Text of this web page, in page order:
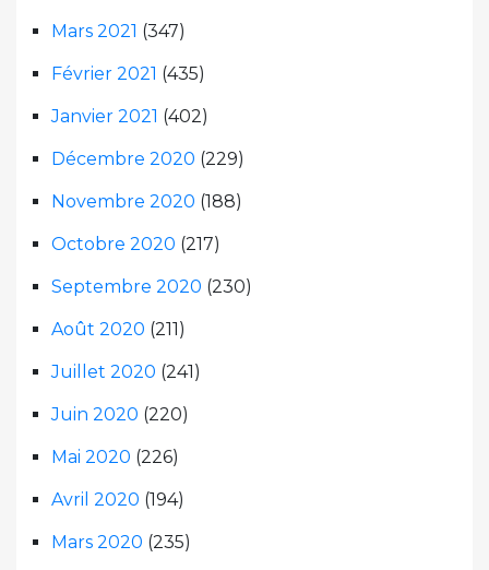
Mars 2021 (347)
Février 2021 (435)
Janvier 2021 (402)
Décembre 2020 (229)
Novembre 2020 (188)
Octobre 2020 (217)
Septembre 2020 (230)
Août 2020 (211)
Juillet 2020 (241)
Juin 2020 (220)
Mai 2020 (226)
Avril 2020 (194)
Mars 2020 (235)